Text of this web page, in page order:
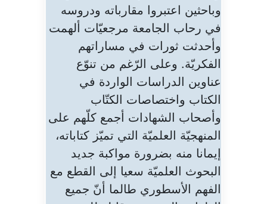
وباحثين اعتبروا مقارباته ودروسه
في رحاب الجامعة مرجعيّات ألهمت
وأحدثت ثورات في مساراتهم
الفكريّة. وعلى الرّغم من تنوّع
عناوين الدراسات الواردة في
الكتاب واختصاصات الكتّاب
وأصحاب الشهادات أجمع كلّهم على
المنهجيّة العلميّة التي تميّز كتاباته،
إيمانا منه بضرورة مواكبة جديد
البحوث العلميّة سعيا إلى القطع مع
الفهم الأسطوري طالما أنّ جميع